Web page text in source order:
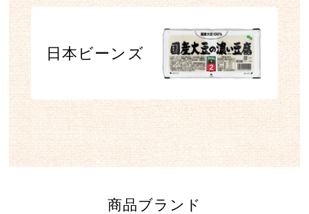
日本ビーンズ
商品ブランド